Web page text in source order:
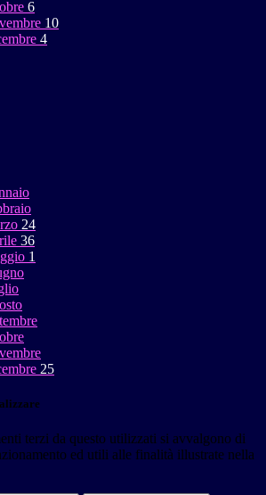
6
10
4
24
36
1
25
terzi da questo utilizzati si avvalgono di
ed utili alle finalità illustrate nella